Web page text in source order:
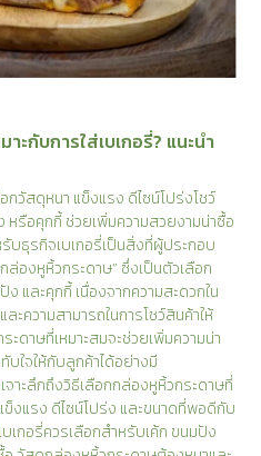
ะกับการใส่เบเกอรี่? แนะนำ
กวัสดุหนา แข็งแรง ดีไซน์โปร่งโชว์
รือคุกกี้ ช่วยเพิ่มความสวยงามน่าซื้อ
บธุรกิจเบเกอรี่เป็นสิ่งที่ผู้ประกอบ
ล่องหูหิ้วกระดาษ” ซึ่งเป็นตัวเลือก
และคุกกี้ เนื่องจากความสะดวกใน
ะความสามารถในการโชว์สินค้าให้
ดาษที่เหมาะสมจะช่วยเพิ่มความน่า
บใจให้กับลูกค้าได้อย่างมี
าะลึกถึงวิธีเลือกกล่องหูหิ้วกระดาษที่
ข็งแรง ดีไซน์โปร่ง และขนาดที่พอดีกับ
เกอรี่ควรเลือกสำหรับเค้ก ขนมปัง